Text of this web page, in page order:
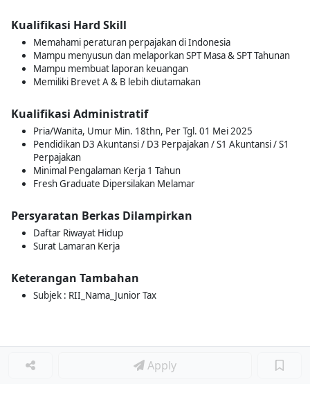
Kualifikasi Hard Skill
Memahami peraturan perpajakan di Indonesia
Mampu menyusun dan melaporkan SPT Masa & SPT Tahunan
Mampu membuat laporan keuangan
Memiliki Brevet A & B lebih diutamakan
Kualifikasi Administratif
Pria/Wanita, Umur Min. 18thn, Per Tgl. 01 Mei 2025
Pendidikan D3 Akuntansi / D3 Perpajakan / S1 Akuntansi / S1
Perpajakan
Minimal Pengalaman Kerja 1 Tahun
Fresh Graduate Dipersilakan Melamar
Persyaratan Berkas Dilampirkan
Daftar Riwayat Hidup
Surat Lamaran Kerja
Keterangan Tambahan
Subjek : RII_Nama_Junior Tax
Apply